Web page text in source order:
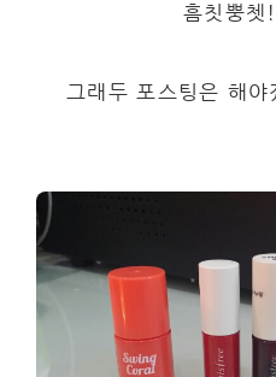
흠칫뿡
그래두 포스팅은 해